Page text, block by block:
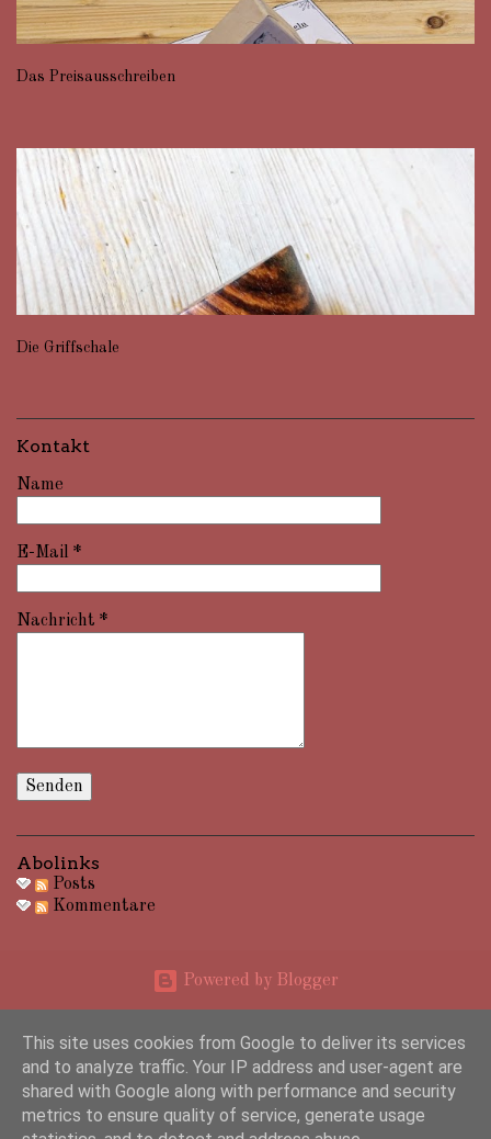
Das Preisausschreiben
Die Griffschale
Kontakt
Name
E-Mail *
Nachricht *
Abolinks
Posts
Kommentare
Powered by Blogger
This site uses cookies from Google to deliver its services
and to analyze traffic. Your IP address and user-agent are
shared with Google along with performance and security
metrics to ensure quality of service, generate usage